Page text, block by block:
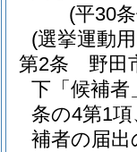
(平30
(選挙運動
第2条
野田
下「候補
条の4第1
補者の届